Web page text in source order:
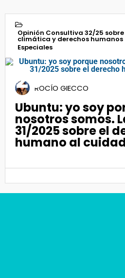
Opinión Consultiva 32/25
climática y derechos humanos
Especiales
20
Ago 2025
ROCÍO GIECCO
Ubuntu: yo soy
nosotros somos.
31/2025 sobre el
humano al